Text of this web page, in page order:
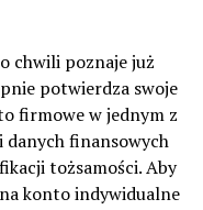
chwili poznaje już
potwierdza swoje
firmowe w jednym z
danych finansowych
tożsamości. Aby
konto indywidualne